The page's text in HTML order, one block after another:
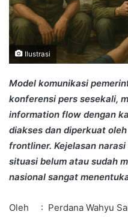
Ilustrasi
Model komunikasi
konferensi pers sesekali,
information flow dengan
diakses dan diperkuat
frontliner. Kejelasan
situasi belum atau sudah
nasional sangat
Oleh : Perdana Wahyu